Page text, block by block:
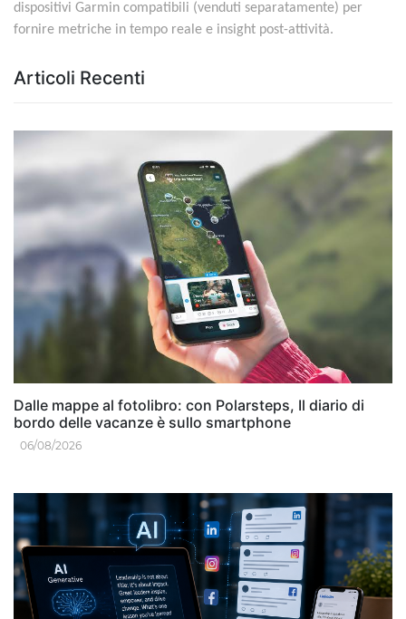
dispositivi Garmin compatibili (venduti separatamente) per
fornire metriche in tempo reale e insight post-attività.
Articoli Recenti
Dalle mappe al fotolibro: con Polarsteps, Il diario di
bordo delle vacanze è sullo smartphone
06/08/2026